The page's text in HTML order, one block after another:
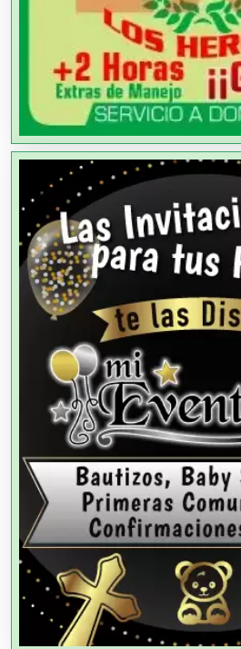
Agencias de Colocación
Agencias de Modelos
Agencias de Publicidad
Agencias de Viajes
Agricultores
Agricultura y Ganadería
Agua Purificada
Aire Acondicionado
Alarmas